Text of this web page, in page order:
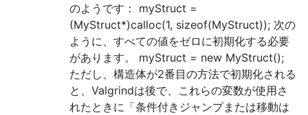
のようです： myStruct =
(MyStruct*)calloc(1, sizeof(MyStruct)); 次の
ように、すべての値をゼロに初期化する必要
があります。 myStruct = new MyStruct();
ただし、構造体が2番目の方法で初期化される
と、Valgrindは後で、これらの変数が使用さ
れたときに「条件付きジャンプまたは移動は